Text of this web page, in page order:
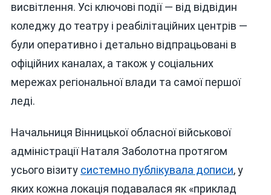
висвітлення. Усі ключові події — від відвідин
коледжу до театру і реабілітаційних центрів —
були оперативно і детально відпрацьовані в
офіційних каналах, а також у соціальних
мережах регіональної влади та самої першої
леді.
Начальниця Вінницької обласної військової
адміністрації Наталя Заболотна протягом
усього візиту системно публікувала дописи, у
яких кожна локація подавалася як «приклад